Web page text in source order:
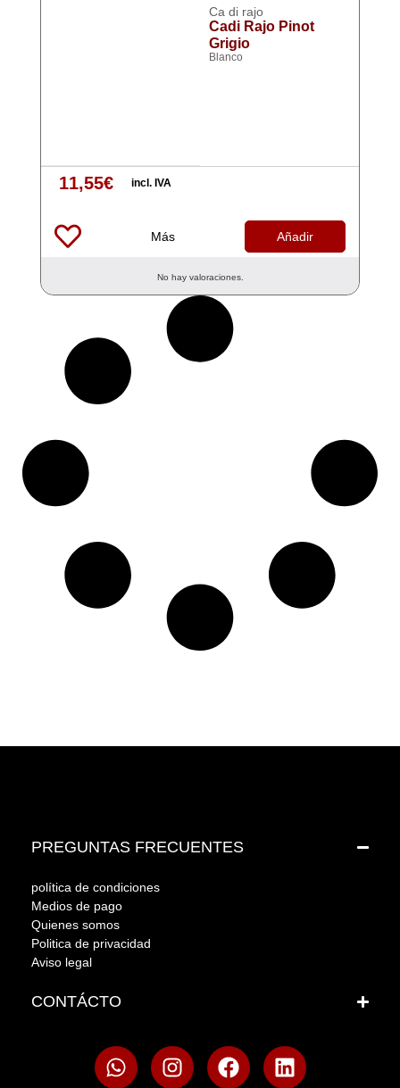
Ca di rajo
Cadi Rajo Pinot
Grigio
Blanco
11,55€ incl. IVA
Más Añadir
No hay valoraciones.
PREGUNTAS FRECUENTES
política de condiciones
Medios de pago
Quienes somos
Politica de privacidad
Aviso legal
CONTÁCTO